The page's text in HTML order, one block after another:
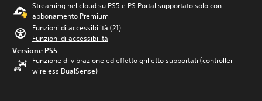
Streaming nel cloud su PS5 e PS Portal supportato solo con
abbonamento Premium
Funzioni di accessibilità (21)
Funzioni di accessibilità
Versione PS5
Funzione di vibrazione ed effetto grilletto supportati (controller
wireless DualSense)